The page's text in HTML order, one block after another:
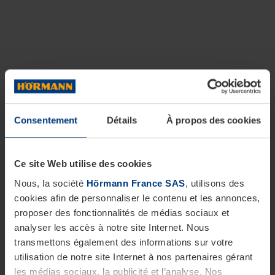
Consentement Détails À propos des cookies
Ce site Web utilise des cookies
Nous, la société Hörmann France SAS, utilisons des
cookies afin de personnaliser le contenu et les annonces,
proposer des fonctionnalités de médias sociaux et
analyser les accès à notre site Internet. Nous
transmettons également des informations sur votre
utilisation de notre site Internet à nos partenaires gérant
les médias sociaux, la publicité et l’analyse. Nos